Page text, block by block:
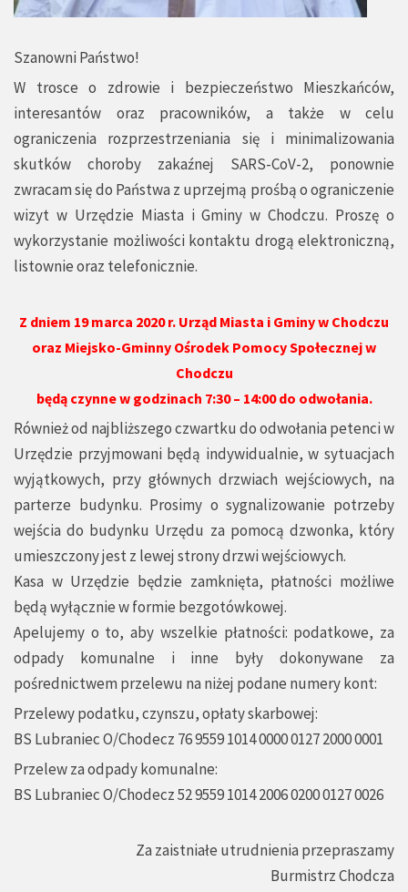
Szanowni Państwo!
W trosce o zdrowie i bezpieczeństwo Mieszkańców,
interesantów oraz pracowników, a także w celu
ograniczenia rozprzestrzeniania się i minimalizowania
skutków choroby zakaźnej SARS-CoV-2, ponownie
zwracam się do Państwa z uprzejmą prośbą o ograniczenie
wizyt w Urzędzie Miasta i Gminy w Chodczu. Proszę o
wykorzystanie możliwości kontaktu drogą elektroniczną,
listownie oraz telefonicznie.
Z dniem 19 marca 2020 r. Urząd Miasta i Gminy w Chodczu
oraz Miejsko-Gminny Ośrodek Pomocy Społecznej w
Chodczu
będą czynne w godzinach 7:30 – 14:00 do odwołania.
Również od najbliższego czwartku do odwołania petenci w
Urzędzie przyjmowani będą indywidualnie, w sytuacjach
wyjątkowych, przy głównych drzwiach wejściowych, na
parterze budynku. Prosimy o sygnalizowanie potrzeby
wejścia do budynku Urzędu za pomocą dzwonka, który
umieszczony jest z lewej strony drzwi wejściowych.
Kasa w Urzędzie będzie zamknięta, płatności możliwe
będą wyłącznie w formie bezgotówkowej.
Apelujemy o to, aby wszelkie płatności: podatkowe, za
odpady komunalne i inne były dokonywane za
pośrednictwem przelewu na niżej podane numery kont:
Przelewy podatku, czynszu, opłaty skarbowej:
BS Lubraniec O/Chodecz 76 9559 1014 0000 0127 2000 0001
Przelew za odpady komunalne:
BS Lubraniec O/Chodecz 52 9559 1014 2006 0200 0127 0026
Za zaistniałe utrudnienia przepraszamy
Burmistrz Chodcza